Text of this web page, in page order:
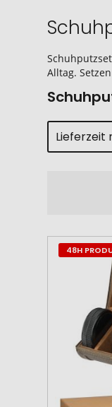
Alltag.
Lieferzeit
48H